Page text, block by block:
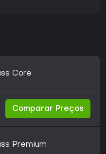
Core
Comparar Preços
Premium